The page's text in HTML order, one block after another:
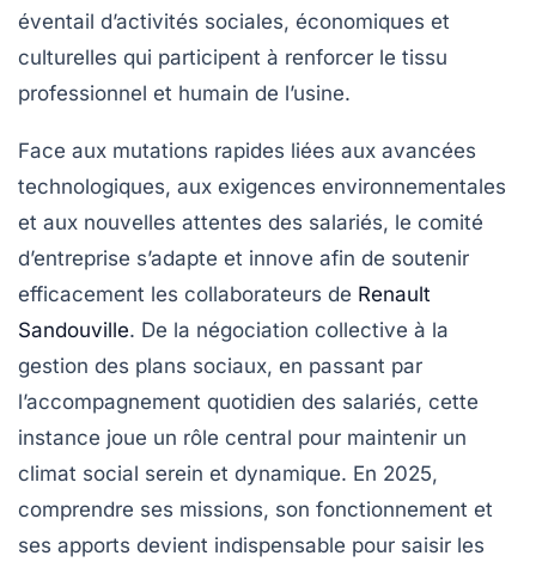
éventail d’activités sociales, économiques et
culturelles qui participent à renforcer le tissu
professionnel et humain de l’usine.
Face aux mutations rapides liées aux avancées
technologiques, aux exigences environnementales
et aux nouvelles attentes des salariés, le comité
d’entreprise s’adapte et innove afin de soutenir
efficacement les collaborateurs de Renault
Sandouville. De la négociation collective à la
gestion des plans sociaux, en passant par
l’accompagnement quotidien des salariés, cette
instance joue un rôle central pour maintenir un
climat social serein et dynamique. En 2025,
comprendre ses missions, son fonctionnement et
ses apports devient indispensable pour saisir les